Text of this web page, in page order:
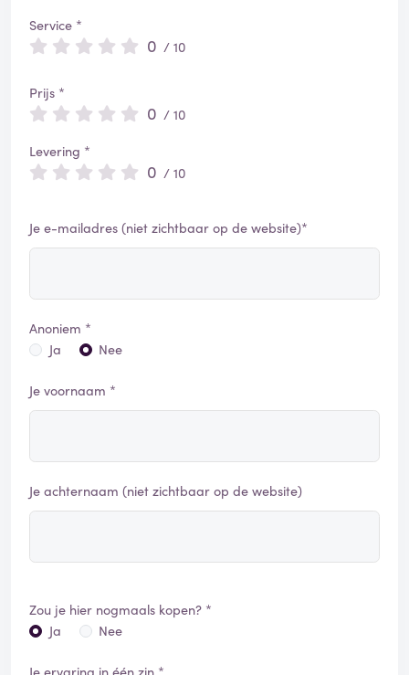
Service *
0 / 10
Prijs *
0 / 10
Levering *
0 / 10
Je e-mailadres (niet zichtbaar op de website)*
Anoniem *
Ja
Nee
Je voornaam *
Je achternaam (niet zichtbaar op de website)
Zou je hier nogmaals kopen? *
Ja
Nee